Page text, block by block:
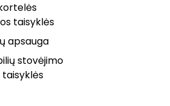
taisyklės
apsauga
stovėjimo